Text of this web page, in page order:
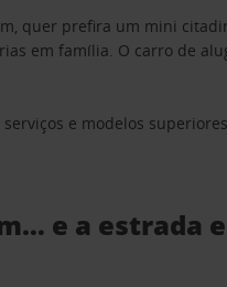
quer prefira um mini
em família. O carro de
serviços e modelos
e a estrada